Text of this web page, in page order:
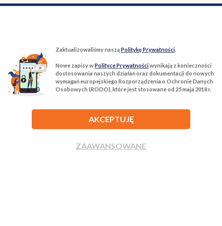
T:22 299 68 68M:biuro@tur-nieruchomosci.pl
Biuro Nieruchomości Tur Nieruchomości
Zaktualizowaliśmy naszą Politykę Prywatności.
Nowe zapisy wPolityce Prywatnościwynikają z konieczności
dostosowania naszych działań oraz dokumentacji do nowych
wymagań europejskiego Rozporządzenia o Ochronie Danych
Osobowych (RODO), które jest stosowane od 25 maja 2018 r.
AKCEPTUJĘ
ZAAWANSOWANE